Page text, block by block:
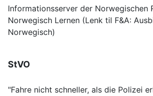
Informationsserver der Norwegischen
Norwegisch Lernen (Lenk til F&A:
Norwegisch)
StVO
"Fahre nicht schneller, als die Polizei